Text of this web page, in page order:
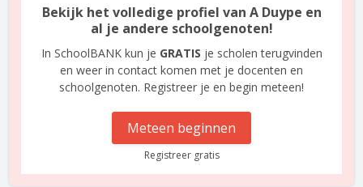
Bekijk het volledige profiel van A Duype en
al je andere schoolgenoten!
In SchoolBANK kun je GRATIS je scholen terugvinden
en weer in contact komen met je docenten en
schoolgenoten. Registreer je en begin meteen!
Meteen beginnen
Registreer gratis